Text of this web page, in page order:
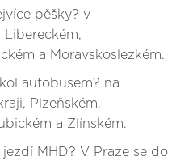
pěšky? v
Libereckém,
a Moravskoslezkém.
autobusem? na
Plzeňském,
a Zlínském.
MHD? V Praze se do